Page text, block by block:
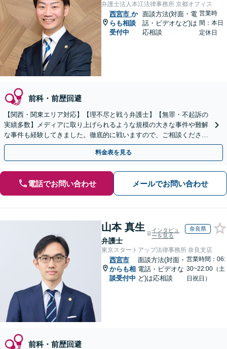
弁護士法人本江法律事務所 京都オフィス
西宮市 か
らも相談
受付中
面談方法(対面・電
話・ビデオなど)は
応相談
営業時
間：本日
定休日
前科・前歴回避
【関西・関東エリア対応】【理不尽と戦う弁護士】【無罪・不起訴の
実績多数】メディアに取り上げられるような規模の大きな事件や難解
な事件も経験してきました。徹底的に戦いますので、ご相談くださ
い。【電話・メール・WEB相談可】
料金表を見る
電話でお問い合わせ メールでお問い合わせ
山本 真生
弁護士
インタビュ
ーを見る
奈良県
東京スタートアップ法律事務所 奈良支店
西宮市
からも相
談受付中
面談方法(対面・
電話・ビデオな
ど)は応相談
営業時間：06:
30~22:00（土
日祝日）
前科・前歴回避